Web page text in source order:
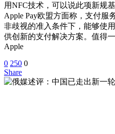
用NFC技术，可以说此项新规
Apple Pay欧盟方面称，支付服
非歧视的准入条件下，能够使
供创新的支付解决方案。值得
Apple
0 250 0
Share